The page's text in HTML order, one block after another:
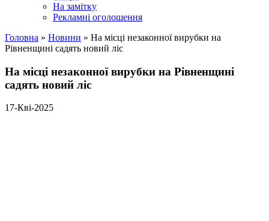
На замітку
Рекламні оголошення
Головна » Новини » На місці незаконної вирубки на
Рівненщині садять новий ліс
На місці незаконної вирубки на Рівненщині
садять новий ліс
17-Кві-2025